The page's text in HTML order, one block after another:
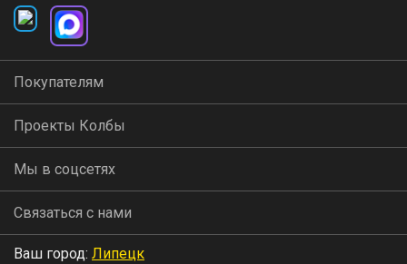
Покупателям
Проекты Колбы
Мы в соцсетях
Связаться с нами
Ваш город: Липецк